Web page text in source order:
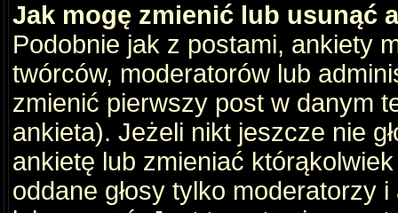
Jak mogę zmienić lub usunąć
Podobnie jak z postami, ankiety
twórców, moderatorów lub
zmienić pierwszy post w danym
ankieta). Jeżeli nikt jeszcze nie
ankietę lub zmieniać
oddane głosy tylko moderatorzy